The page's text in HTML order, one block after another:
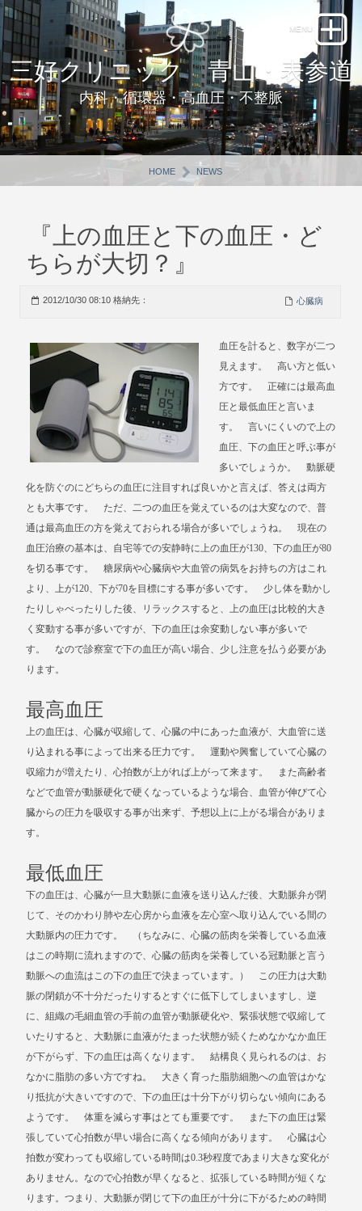
三好クリニック 青山・表参道
内科・循環器・高血圧・不整脈
HOME NEWS
『上の血圧と下の血圧・ど
ちらが大切？』
2012/10/30 08:10 格納先： 心臓病
血圧を計ると、数字が二つ
見えます。 高い方と低い
方です。 正確には最高血
圧と最低血圧と言いま
す。 言いにくいので上の
血圧、下の血圧と呼ぶ事が
多いでしょうか。 動脈硬
化を防ぐのにどちらの血圧に注目すれば良いかと言えば、答えは両方
とも大事です。 ただ、二つの血圧を覚えているのは大変なので、普
通は最高血圧の方を覚えておられる場合が多いでしょうね。 現在の
血圧治療の基本は、自宅等での安静時に上の血圧が130、下の血圧が80
を切る事です。 糖尿病や心臓病や大血管の病気をお持ちの方はこれ
より、上が120、下が70を目標にする事が多いです。 少し体を動かし
たりしゃべったりした後、リラックスすると、上の血圧は比較的大き
く変動する事が多いですが、下の血圧は余変動しない事が多いで
す。 なので診察室で下の血圧が高い場合、少し注意を払う必要があ
ります。
最高血圧
上の血圧は、心臓が収縮して、心臓の中にあった血液が、大血管に送
り込まれる事によって出来る圧力です。 運動や興奮していて心臓の
収縮力が増えたり、心拍数が上がれば上がって来ます。 また高齢者
などで血管が動脈硬化で硬くなっているような場合、血管が伸びて心
臓からの圧力を吸収する事が出来ず、予想以上に上がる場合がありま
す。
最低血圧
下の血圧は、心臓が一旦大動脈に血液を送り込んだ後、大動脈弁が閉
じて、そのかわり肺や左心房から血液を左心室へ取り込んでいる間の
大動脈内の圧力です。 （ちなみに、心臓の筋肉を栄養している血液
はこの時期に流れますので、心臓の筋肉を栄養している冠動脈と言う
動脈への血流はこの下の血圧で決まっています。） この圧力は大動
脈の閉鎖が不十分だったりするとすぐに低下してしまいますし、逆
に、組織の毛細血管の手前の血管が動脈硬化や、緊張状態で収縮して
いたりすると、大動脈に血液がたまった状態が続くためなかなか血圧
が下がらず、下の血圧は高くなります。 結構良く見られるのは、お
なかに脂肪の多い方ですね。 大きく育った脂肪細胞への血管はかな
り抵抗が大きいですので、下の血圧は十分下がり切らない傾向にある
ようです。 体重を減らす事はとても重要です。 また下の血圧は緊
張していて心拍数が早い場合に高くなる傾向があります。 心臓は心
拍数が変わっても収縮している時間は0.3秒程度であまり大きな変化が
ありません。なので心拍数が早くなると、拡張している時間が短くな
ります。つまり、大動脈が閉じて下の血圧が十分に下がるための時間